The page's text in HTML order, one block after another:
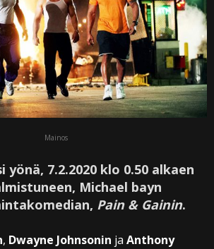
Mainos
yönä, 7.2.2020 klo 0.50 alkaen
Michael bayn
Pain & Gainin.
, Dwayne Johnsonin ja Anthony